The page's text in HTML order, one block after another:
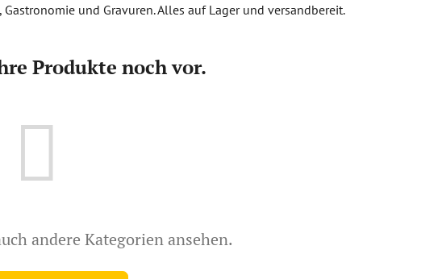
und Gravuren. Alles auf Lager und versandbereit.
Produkte noch vor.
andere Kategorien ansehen.